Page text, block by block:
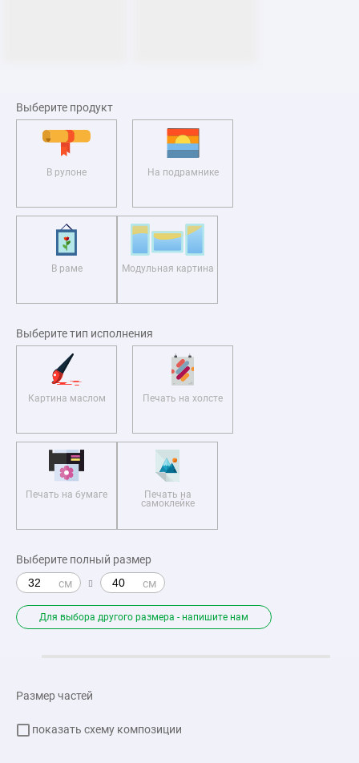
Выберите продукт
В рулоне На подрамнике
В раме Модульная картина
Выберите тип исполнения
Картина маслом Печать на холсте
Печать на бумаге Печать на
самоклейке
Выберите полный размер
Для выбора другого размера - напишите нам
Размер частей
показать схему композиции